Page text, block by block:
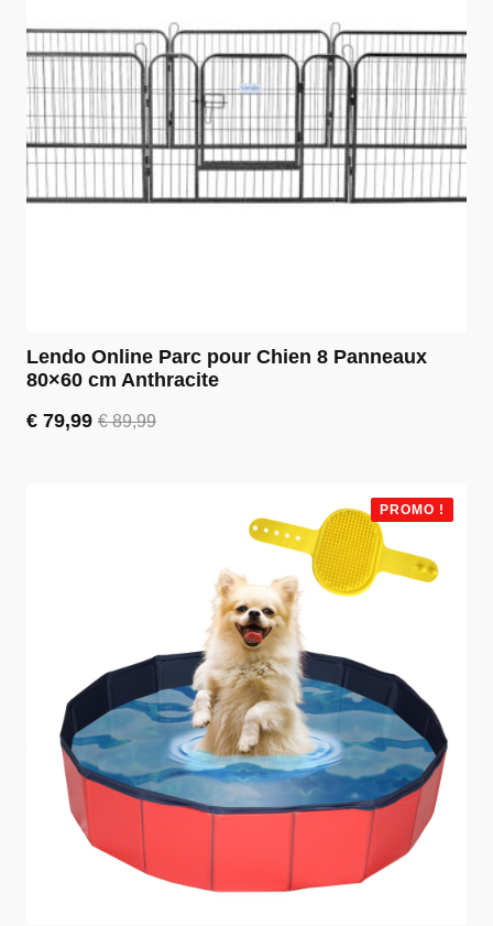
Lendo Online Parc pour Chien 8 Panneaux
80×60 cm Anthracite
€89,99
Le
€ 79,99
Le
PROMO !